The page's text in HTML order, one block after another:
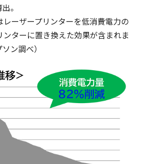
。
ーザープリンターを低消費電力の
ターに置き換えた効果が含まれま
ン調べ）